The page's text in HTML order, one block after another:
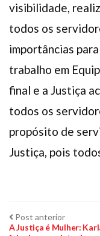
visibilidade,
todos os
importâncias
trabalho em
final e a Justiça
todos os
propósito de
Justiça, pois
Navegação
Post anteriorPost
anterior:
A Justiça é Mulher: